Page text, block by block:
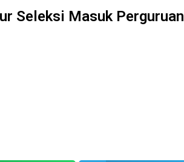
Seleksi Masuk Perguruan